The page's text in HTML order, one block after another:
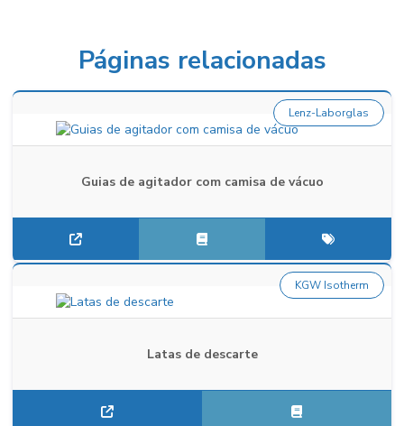
Páginas relacionadas
Guias de agitador com camisa de vácuo
Lenz-Laborglas
Latas de descarte
KGW Isotherm